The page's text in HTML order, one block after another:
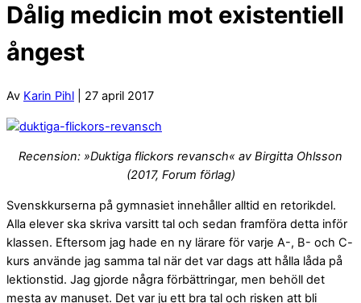
Dålig medicin mot existentiell
ångest
Av Karin Pihl | 27 april 2017
Recension: »Duktiga flickors revansch« av Birgitta Ohlsson
(2017, Forum förlag)
Svenskkurserna på gymnasiet innehåller alltid en retorikdel.
Alla elever ska skriva varsitt tal och sedan framföra detta inför
klassen. Eftersom jag hade en ny lärare för varje A-, B- och C-
kurs använde jag samma tal när det var dags att hålla låda på
lektionstid. Jag gjorde några förbättringar, men behöll det
mesta av manuset. Det var ju ett bra tal och risken att bli